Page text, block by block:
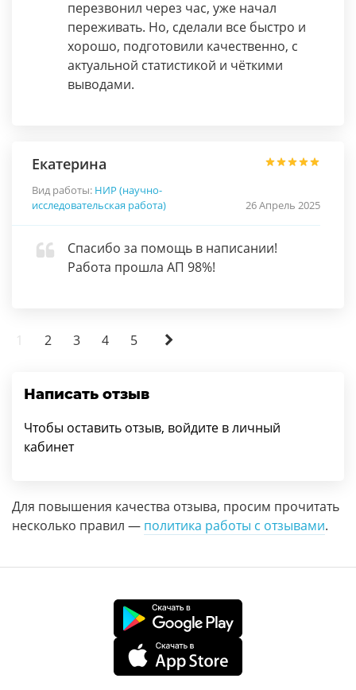
перезвонил через час, уже начал
переживать. Но, сделали все быстро и
хорошо, подготовили качественно, с
актуальной статистикой и чёткими
выводами.
Екатерина
Вид работы: НИР (научно-
исследовательская работа)
26 Апрель 2025
Спасибо за помощь в написании!
Работа прошла АП 98%!
1 2 3 4 5
Написать отзыв
Чтобы оставить отзыв, войдите в личный
кабинет
Для повышения качества отзыва, просим прочитать
несколько правил — политика работы с отзывами.